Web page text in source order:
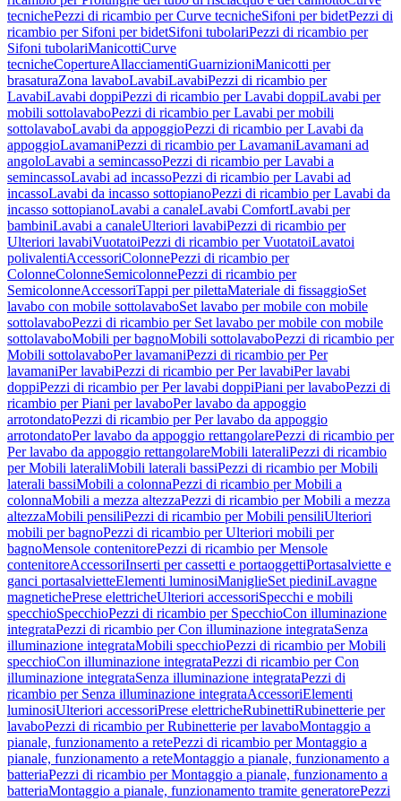
tecnichePezzi di ricambio per Curve tecnicheSifoni per bidetPezzi di
ricambio per Sifoni per bidetSifoni tubolariPezzi di ricambio per
Sifoni tubolariManicottiCurve
tecnicheCopertureAllacciamentiGuarnizioniManicotti per
brasaturaZona lavaboLavabiLavabiPezzi di ricambio per
LavabiLavabi doppiPezzi di ricambio per Lavabi doppiLavabi per
mobili sottolavaboPezzi di ricambio per Lavabi per mobili
sottolavaboLavabi da appoggioPezzi di ricambio per Lavabi da
appoggioLavamaniPezzi di ricambio per LavamaniLavamani ad
angoloLavabi a semincassoPezzi di ricambio per Lavabi a
semincassoLavabi ad incassoPezzi di ricambio per Lavabi ad
incassoLavabi da incasso sottopianoPezzi di ricambio per Lavabi da
incasso sottopianoLavabi a canaleLavabi ComfortLavabi per
bambiniLavabi a canaleUlteriori lavabiPezzi di ricambio per
Ulteriori lavabiVuotatoiPezzi di ricambio per VuotatoiLavatoi
polivalentiAccessoriColonnePezzi di ricambio per
ColonneColonneSemicolonnePezzi di ricambio per
SemicolonneAccessoriTappi per pilettaMateriale di fissaggioSet
lavabo con mobile sottolavaboSet lavabo per mobile con mobile
sottolavaboPezzi di ricambio per Set lavabo per mobile con mobile
sottolavaboMobili per bagnoMobili sottolavaboPezzi di ricambio per
Mobili sottolavaboPer lavamaniPezzi di ricambio per Per
lavamaniPer lavabiPezzi di ricambio per Per lavabiPer lavabi
doppiPezzi di ricambio per Per lavabi doppiPiani per lavaboPezzi di
ricambio per Piani per lavaboPer lavabo da appoggio
arrotondatoPezzi di ricambio per Per lavabo da appoggio
arrotondatoPer lavabo da appoggio rettangolarePezzi di ricambio per
Per lavabo da appoggio rettangolareMobili lateraliPezzi di ricambio
per Mobili lateraliMobili laterali bassiPezzi di ricambio per Mobili
laterali bassiMobili a colonnaPezzi di ricambio per Mobili a
colonnaMobili a mezza altezzaPezzi di ricambio per Mobili a mezza
altezzaMobili pensiliPezzi di ricambio per Mobili pensiliUlteriori
mobili per bagnoPezzi di ricambio per Ulteriori mobili per
bagnoMensole contenitorePezzi di ricambio per Mensole
contenitoreAccessoriInserti per cassetti e portaoggettiPortasalviette e
ganci portasalvietteElementi luminosiManiglieSet piediniLavagne
magnetichePrese elettricheUlteriori accessoriSpecchi e mobili
specchioSpecchioPezzi di ricambio per SpecchioCon illuminazione
integrataPezzi di ricambio per Con illuminazione integrataSenza
illuminazione integrataMobili specchioPezzi di ricambio per Mobili
specchioCon illuminazione integrataPezzi di ricambio per Con
illuminazione integrataSenza illuminazione integrataPezzi di
ricambio per Senza illuminazione integrataAccessoriElementi
luminosiUlteriori accessoriPrese elettricheRubinettiRubinetterie per
lavaboPezzi di ricambio per Rubinetterie per lavaboMontaggio a
pianale, funzionamento a retePezzi di ricambio per Montaggio a
pianale, funzionamento a reteMontaggio a pianale, funzionamento a
batteriaPezzi di ricambio per Montaggio a pianale, funzionamento a
batteriaMontaggio a pianale, funzionamento tramite generatorePezzi